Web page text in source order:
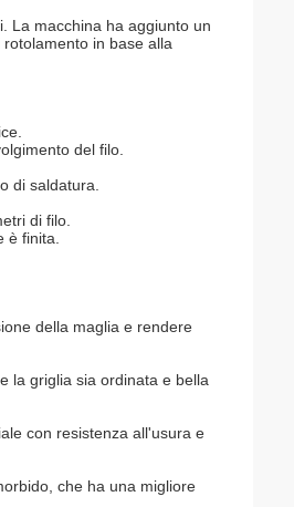
La macchina ha aggiunto un
in base alla
del filo.
di saldatura.
di filo.
finita.
della maglia e rendere
la griglia sia ordinata e bella
con resistenza all'usura e
che ha una migliore